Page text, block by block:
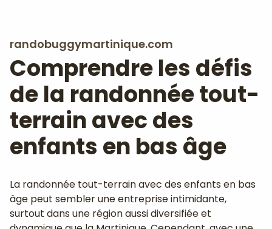
randobuggymartinique.com
Comprendre les défis
de la randonnée tout-
terrain avec des
enfants en bas âge
La randonnée tout-terrain avec des enfants en bas
âge peut sembler une entreprise intimidante,
surtout dans une région aussi diversifiée et